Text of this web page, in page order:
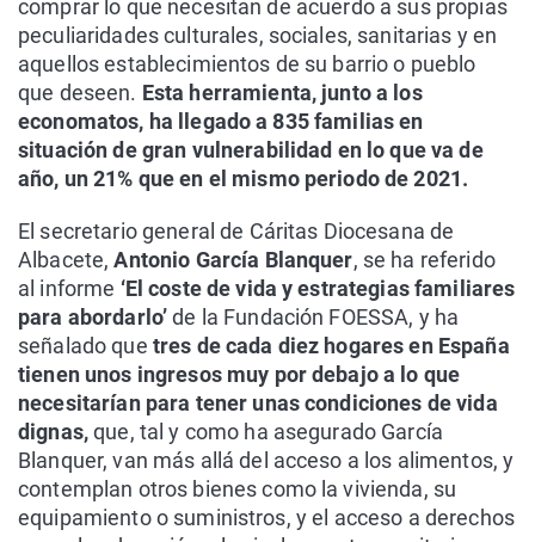
comprar lo que necesitan de acuerdo a sus propias
peculiaridades culturales, sociales, sanitarias y en
aquellos establecimientos de su barrio o pueblo
que deseen. Esta herramienta, junto a los
economatos, ha llegado a 835 familias en
situación de gran vulnerabilidad en lo que va de
año, un 21% que en el mismo periodo de 2021.
El secretario general de Cáritas Diocesana de
Albacete,Antonio García Blanquer, se ha referido
al informe ‘El coste de vida y estrategias familiares
para abordarlo’de la Fundación FOESSA, y ha
señalado que tres de cada diez hogares en España
tienen unos ingresos muy por debajo a lo que
necesitarían para tener unas condiciones de vida
dignas,que, tal y como ha asegurado García
Blanquer, van más allá del acceso a los alimentos, y
contemplan otros bienes como la vivienda, su
equipamiento o suministros, y el acceso a derechos